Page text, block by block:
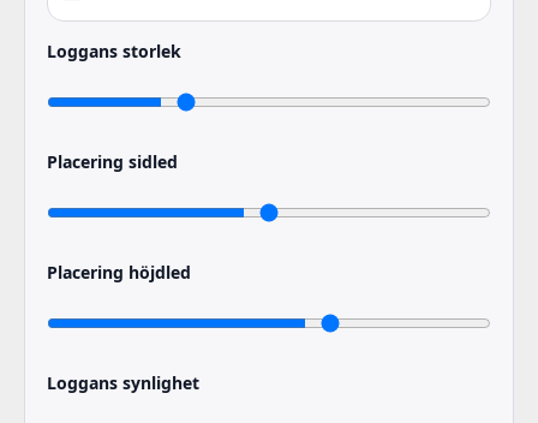
Loggans storlek
Placering sidled
Placering höjdled
Loggans synlighet